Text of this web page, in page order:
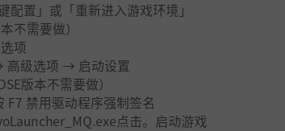
配置」或「重新进入游戏环境」
不需要做）
项
级选项 → 启动设置
版本不需要做）
禁用驱动程序强制签名
点击。启动游戏